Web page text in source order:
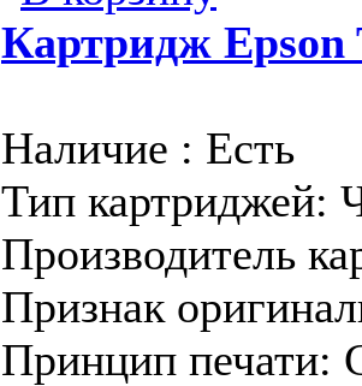
Картридж Epson
Наличие : Есть
Тип картриджей:
Производитель
Признак
Принцип печати: